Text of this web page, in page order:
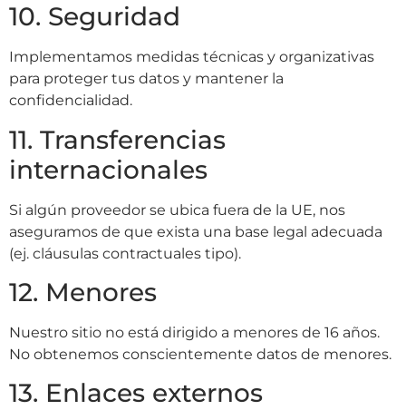
10. Seguridad
Implementamos medidas técnicas y organizativas
para proteger tus datos y mantener la
confidencialidad.
11. Transferencias
internacionales
Si algún proveedor se ubica fuera de la UE, nos
aseguramos de que exista una base legal adecuada
(ej. cláusulas contractuales tipo).
12. Menores
Nuestro sitio no está dirigido a menores de 16 años.
No obtenemos conscientemente datos de menores.
13. Enlaces externos